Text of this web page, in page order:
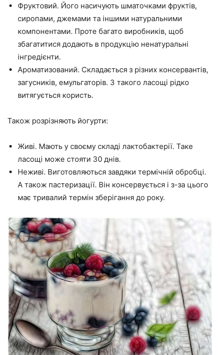
Фруктовий. Його насичують шматочками фруктів,
сиропами, джемами та іншими натуральними
компонентами. Проте багато виробників, щоб
збагатитися додають в продукцію ненатуральні
інгредієнти.
Ароматизований. Складається з різних консервантів,
загусників, емульгаторів. З такого ласощі рідко
витягується користь.
Також розрізняють йогурти:
Живі. Мають у своєму складі лактобактерії. Таке
ласощі може стояти 30 днів.
Неживі. Виготовляються завдяки термічній обробці.
А також пастеризації. Він консервується і з-за цього
має тривалий термін зберігання до року.